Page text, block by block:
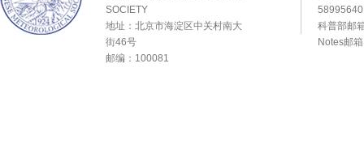
SOCIETY
地址：北京市海淀区中关村南大
街46号
邮编：100081
科普部邮
Notes邮